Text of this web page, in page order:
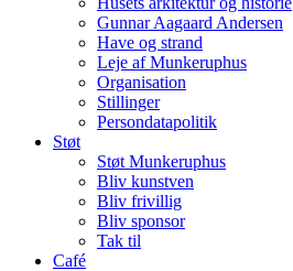
Gunnar Aagaard Andersen
Have og strand
Leje af Munkeruphus
Organisation
Stillinger
Persondatapolitik
Støt
Støt Munkeruphus
Bliv kunstven
Bliv frivillig
Bliv sponsor
Tak til
Café